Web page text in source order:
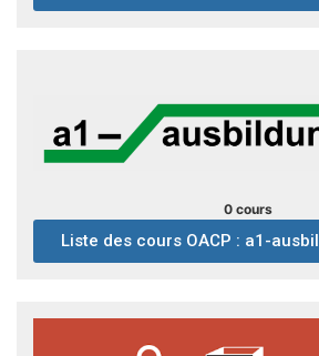
0 cours
Liste des cours OACP : a1-